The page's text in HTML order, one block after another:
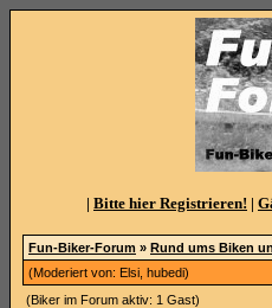
| Bitte hier Registrieren! |
Fun-Biker-Forum » Rund ums Biken
(Moderiert von: Elsi hubedi)
(Biker im Forum aktiv: 1 Gast)